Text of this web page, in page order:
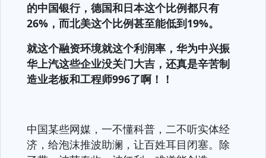
的中国银行，德国和日本这个比例都只有
26%，而北美这个比例甚至能低到19%。
就这个融资环境就这个利润率，华为中兴振
华上汽这些企业没关门大吉，还真是辛苦制
造业老板和工程师996了啊！！
中国某些网媒，一不懂科普，二不听实体经
济，给泡沫推波助澜，让百姓耳目闭塞。除